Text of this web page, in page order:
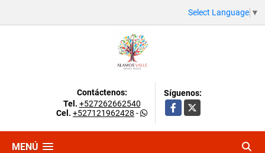
Select Language ▼
Contáctenos:
Tel. +527262662540
Cel. +527121962428 -
Síguenos:
Facebook
X
MENÚ